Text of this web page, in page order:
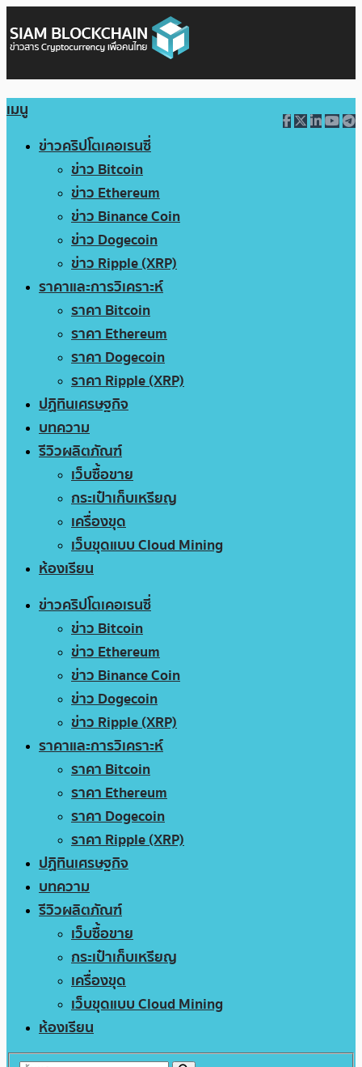
เมนู
ข่าวคริปโตเคอเรนซี่
ข่าว Bitcoin
ข่าว Ethereum
ข่าว Binance Coin
ข่าว Dogecoin
ข่าว Ripple (XRP)
ราคาและการวิเคราะห์
ราคา Bitcoin
ราคา Ethereum
ราคา Dogecoin
ราคา Ripple (XRP)
ปฏิทินเศรษฐกิจ
บทความ
รีวิวผลิตภัณฑ์
เว็บซื้อขาย
กระเป๋าเก็บเหรียญ
เครื่องขุด
เว็บขุดแบบ Cloud Mining
ห้องเรียน
ข่าวคริปโตเคอเรนซี่
ข่าว Bitcoin
ข่าว Ethereum
ข่าว Binance Coin
ข่าว Dogecoin
ข่าว Ripple (XRP)
ราคาและการวิเคราะห์
ราคา Bitcoin
ราคา Ethereum
ราคา Dogecoin
ราคา Ripple (XRP)
ปฏิทินเศรษฐกิจ
บทความ
รีวิวผลิตภัณฑ์
เว็บซื้อขาย
กระเป๋าเก็บเหรียญ
เครื่องขุด
เว็บขุดแบบ Cloud Mining
ห้องเรียน